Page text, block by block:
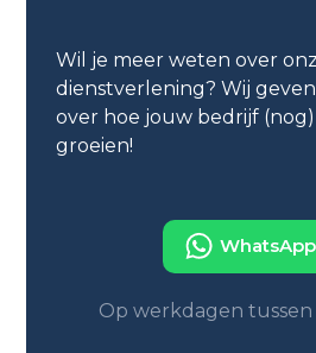
Wil je meer weten over
dienstverlening? Wij
over hoe jouw bedrijf
groeien!
Op werkdagen tussen